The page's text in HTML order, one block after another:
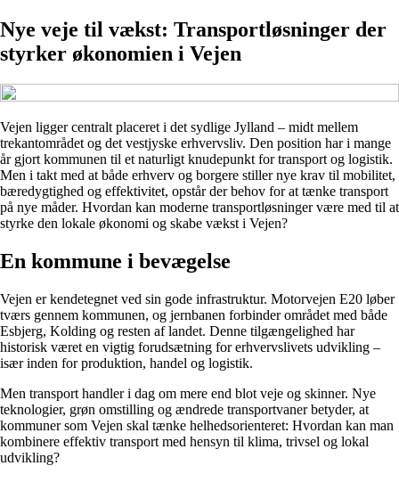
Nye veje til vækst: Transportløsninger der
styrker økonomien i Vejen
Vejen ligger centralt placeret i det sydlige Jylland – midt mellem
trekantområdet og det vestjyske erhvervsliv. Den position har i mange
år gjort kommunen til et naturligt knudepunkt for transport og logistik.
Men i takt med at både erhverv og borgere stiller nye krav til mobilitet,
bæredygtighed og effektivitet, opstår der behov for at tænke transport
på nye måder. Hvordan kan moderne transportløsninger være med til at
styrke den lokale økonomi og skabe vækst i Vejen?
En kommune i bevægelse
Vejen er kendetegnet ved sin gode infrastruktur. Motorvejen E20 løber
tværs gennem kommunen, og jernbanen forbinder området med både
Esbjerg, Kolding og resten af landet. Denne tilgængelighed har
historisk været en vigtig forudsætning for erhvervslivets udvikling –
især inden for produktion, handel og logistik.
Men transport handler i dag om mere end blot veje og skinner. Nye
teknologier, grøn omstilling og ændrede transportvaner betyder, at
kommuner som Vejen skal tænke helhedsorienteret: Hvordan kan man
kombinere effektiv transport med hensyn til klima, trivsel og lokal
udvikling?